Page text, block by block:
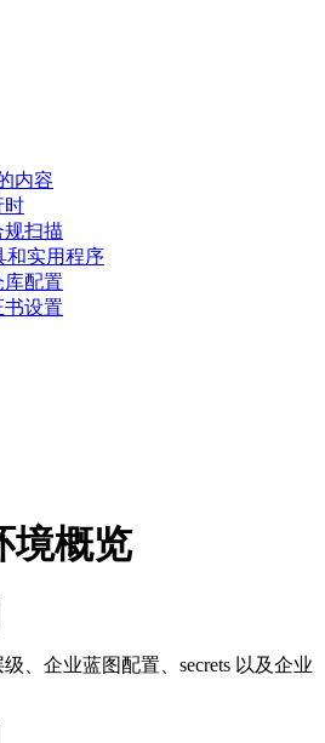
内容
时
扫描
和实用程序
配置
设置
境概览
、企业蓝图配置、secrets 以及企业